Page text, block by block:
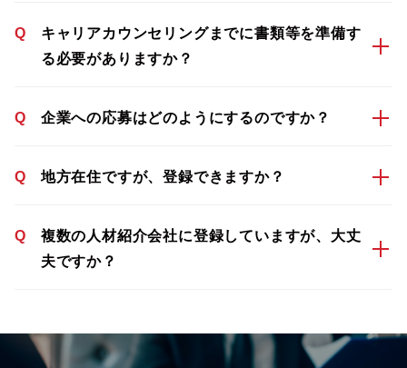
Q
キャリアカウンセリングまでに書類等を準備す
る必要がありますか？
Q 企業への応募はどのようにするのですか？
Q 地方在住ですが、登録できますか？
Q
複数の人材紹介会社に登録していますが、大丈
夫ですか？